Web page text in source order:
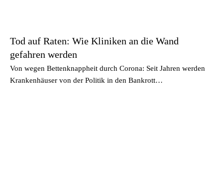
Tod auf Raten: Wie Kliniken an die Wand
gefahren werden
Von wegen Bettenknappheit durch Corona: Seit Jahren werden
Krankenhäuser von der Politik in den Bankrott…